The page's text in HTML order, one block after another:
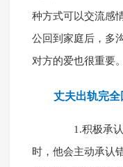
种方式可以交流感
公回到家庭后，多
对方的爱也很重要。
丈夫出轨完全
1.积极承认
时，他会主动承认